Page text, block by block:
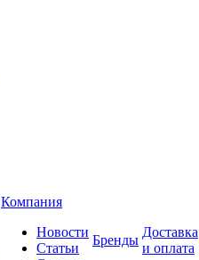
Компания
Новости
Статьи
Бренды
Доставка
и оплата